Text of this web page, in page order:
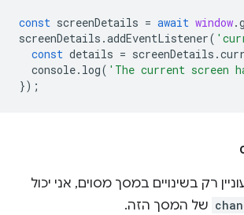
const screenDetails = await window.
screenDetails .addEventListener(
const details = screenDetails .
console. log( 'The current screen
});
רק בשינויים במסך מסוים, אני יכול
של המסך הזה.